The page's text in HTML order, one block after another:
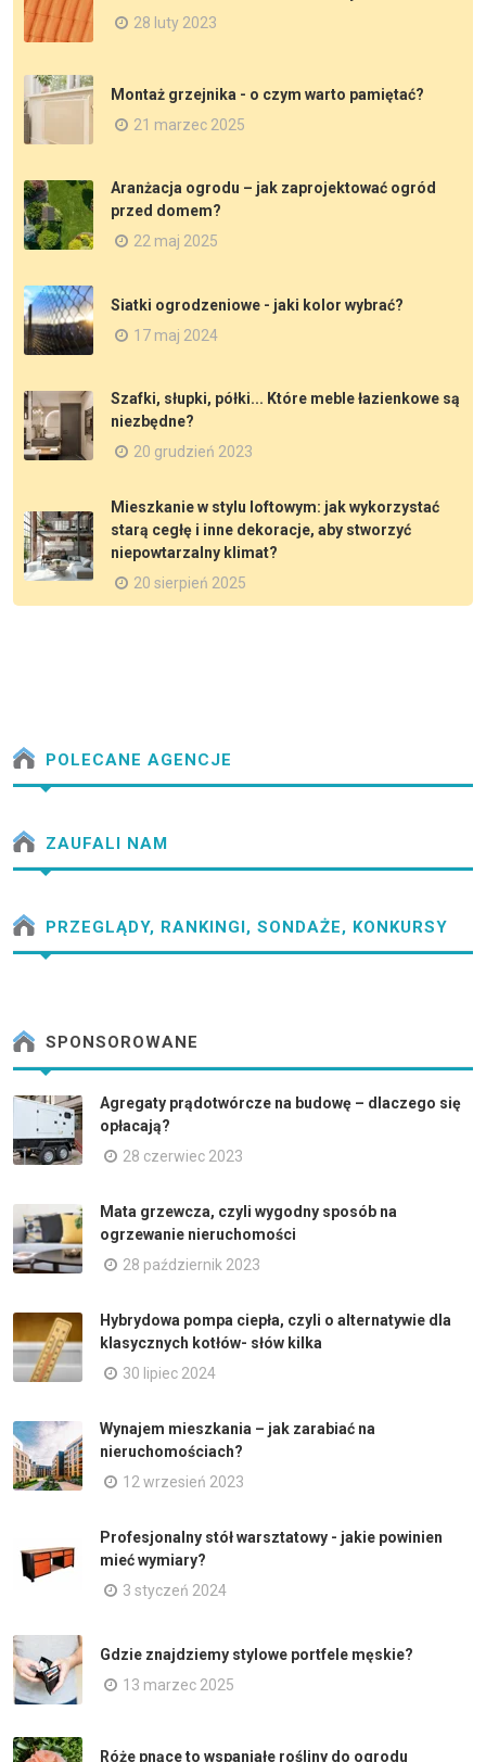
28 luty 2023
Montaż grzejnika - o czym warto pamiętać?
21 marzec 2025
Aranżacja ogrodu – jak zaprojektować ogród
przed domem?
22 maj 2025
Siatki ogrodzeniowe - jaki kolor wybrać?
17 maj 2024
Szafki, słupki, półki... Które meble łazienkowe są
niezbędne?
20 grudzień 2023
Mieszkanie w stylu loftowym: jak wykorzystać
starą cegłę i inne dekoracje, aby stworzyć
niepowtarzalny klimat?
20 sierpień 2025
POLECANE AGENCJE
ZAUFALI NAM
PRZEGLĄDY, RANKINGI, SONDAŻE, KONKURSY
SPONSOROWANE
Agregaty prądotwórcze na budowę – dlaczego się
opłacają?
28 czerwiec 2023
Mata grzewcza, czyli wygodny sposób na
ogrzewanie nieruchomości
28 październik 2023
Hybrydowa pompa ciepła, czyli o alternatywie dla
klasycznych kotłów- słów kilka
30 lipiec 2024
Wynajem mieszkania – jak zarabiać na
nieruchomościach?
12 wrzesień 2023
Profesjonalny stół warsztatowy - jakie powinien
mieć wymiary?
3 styczeń 2024
Gdzie znajdziemy stylowe portfele męskie?
13 marzec 2025
Róże pnące to wspaniałe rośliny do ogrodu